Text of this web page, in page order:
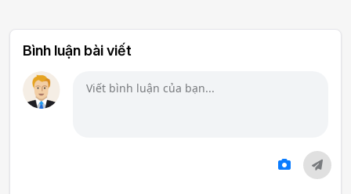
Bình luận bài viết